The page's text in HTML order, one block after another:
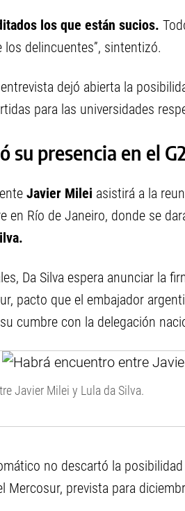
los que están sucios.
delincuentes”, sintentizó.
dejó abierta la
para las universidades
su presencia en el
Javier Milei asistirá a la
en Río de Janeiro, donde se
Da Silva espera anunciar la
pacto que el embajador
cumbre con la delegación
Javier Milei y Lula da Silva.
no descartó la
Mercosur, prevista para